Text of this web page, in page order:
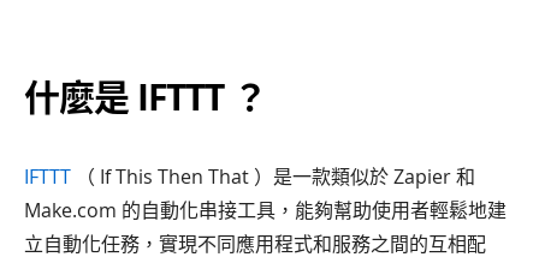
什麼是 IFTTT ？
IFTTT
（ If This Then That ）是一款類似於 Zapier 和
Make.com 的自動化串接工具，能夠幫助使用者輕鬆地建
立自動化任務，實現不同應用程式和服務之間的互相配